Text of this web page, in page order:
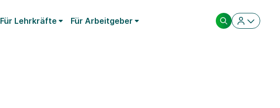
Für Lehrkräfte Für Arbeitgeber